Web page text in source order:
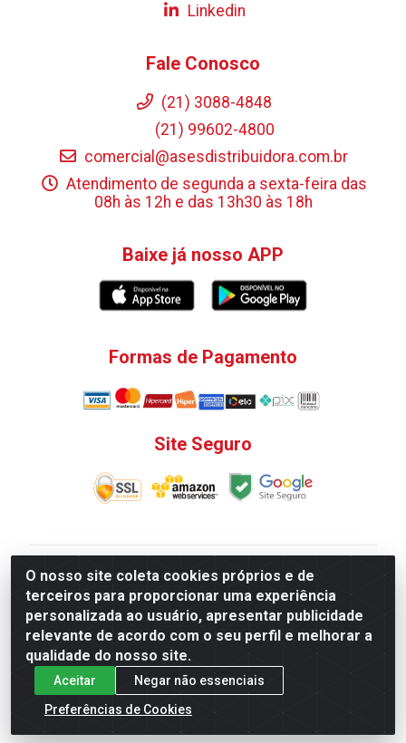
O nosso site coleta cookies próprios e de
terceiros para proporcionar uma experiência
personalizada ao usuário, apresentar publicidade
relevante de acordo com o seu perfil e melhorar a
qualidade do nosso site.
Aceitar
Negar não essenciais
Preferências de Cookies
Linkedin
Fale Conosco
(21) 3088-4848
(21) 99602-4800
comercial@asesdistribuidora.com.br
Atendimento de segunda a sexta-feira das
08h às 12h e das 13h30 às 18h
Baixe já nosso APP
Formas de Pagamento
Site Seguro
V. C. Ferragens LTDA - Rua do Matoso, 132 - Praça da
Bandeira, Rio de Janeiro/ RJ - CEP 20.270-135 - CNPJ
12.324.723/0001-25
Todas as regras de promoções, descontos, preços e
prazos de pagamento e entrega expostos aqui são
válidos apenas para compras via internet. Preços e
estoque sujeito a alterações sem aviso prévio.